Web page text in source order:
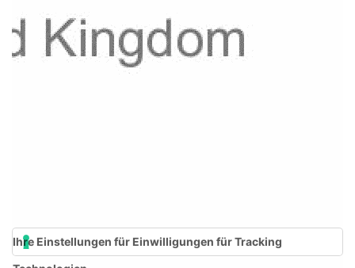
Ihre Einstellungen für Einwilligungen für Tracking